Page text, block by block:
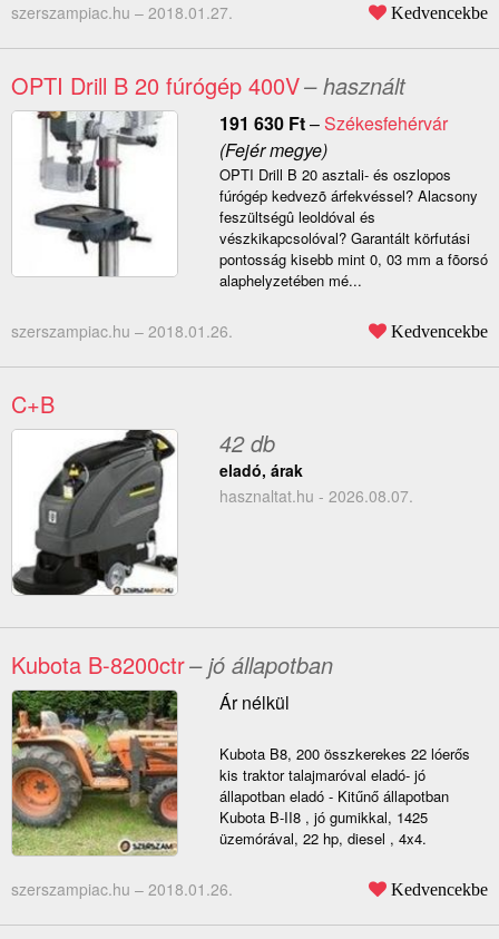
szerszampiac.hu – 2018.01.27. Kedvencekbe
OPTI Drill B 20 fúrógép 400V– használt
191 630 Ft–Székesfehérvár
(Fejér megye)
OPTI Drill B 20 asztali- és oszlopos
fúrógép kedvezõ árfekvéssel? Alacsony
feszültségû leoldóval és
vészkikapcsolóval? Garantált körfutási
pontosság kisebb mint 0, 03 mm a fõorsó
alaphelyzetében mé...
szerszampiac.hu – 2018.01.26. Kedvencekbe
C+B
42 db
eladó, árak
hasznaltat.hu - 2026.08.07.
Kubota B-8200ctr– jó állapotban
Ár nélkül
Kubota B8, 200 összkerekes 22 lóerős
kis traktor talajmaróval eladó- jó
állapotban eladó - Kitűnő állapotban
Kubota B-II8 , jó gumikkal, 1425
üzemórával, 22 hp, diesel , 4x4.
szerszampiac.hu – 2018.01.26. Kedvencekbe